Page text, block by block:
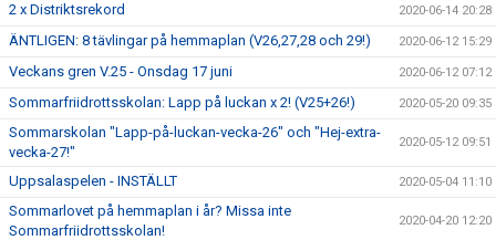
2 x Distriktsrekord 2020-06-14 20:28
ÄNTLIGEN: 8 tävlingar på hemmaplan (V26,27,28 och 29!) 2020-06-12 15:29
Veckans gren V.25 - Onsdag 17 juni 2020-06-12 07:12
Sommarfriidrottsskolan: Lapp på luckan x 2! (V25+26!) 2020-05-20 09:35
Sommarskolan "Lapp-på-luckan-vecka-26" och "Hej-extra-
vecka-27!"
2020-05-12 09:51
Uppsalaspelen - INSTÄLLT 2020-05-04 11:10
Sommarlovet på hemmaplan i år? Missa inte
Sommarfriidrottsskolan!
2020-04-20 12:20